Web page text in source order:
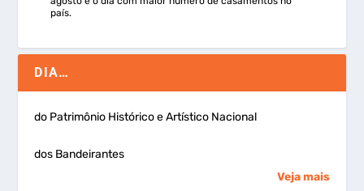
país.
DIA…
do Patrimônio Histórico e Artístico Nacional
dos Bandeirantes
Veja mais